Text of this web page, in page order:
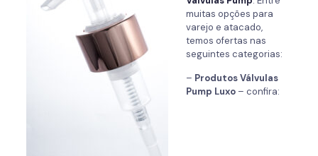
muitas opções para
varejo e atacado,
temos ofertas nas
seguintes categorias:
– Produtos Válvulas
Pump Luxo– confira: